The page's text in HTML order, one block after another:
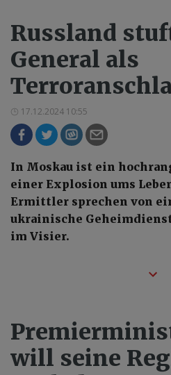
Russland
General als
17.12.2024 10:55
In Moskau ist ein
einer Explosion ums
Ermittler sprechen von
ukrainische
im Visier.
will seine